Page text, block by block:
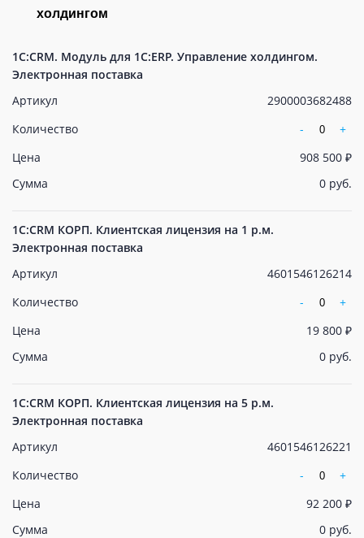
холдингом
1С:CRM. Модуль для 1С:ERP. Управление холдингом.
Электронная поставка
Артикул
2900003682488
Количество
-
+
Цена
908 500 ₽
Сумма
0 руб.
1С:CRM КОРП. Клиентская лицензия на 1 р.м.
Электронная поставка
Артикул
4601546126214
Количество
-
+
Цена
19 800 ₽
Сумма
0 руб.
1С:CRM КОРП. Клиентская лицензия на 5 р.м.
Электронная поставка
Артикул
4601546126221
Количество
-
+
Цена
92 200 ₽
Сумма
0 руб.